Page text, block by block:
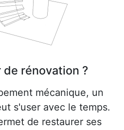
de rénovation ?
mécanique, un
s'user avec le temps.
de restaurer ses